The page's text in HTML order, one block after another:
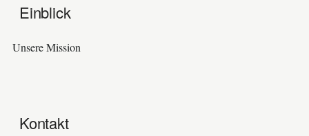
Einblick
Unsere Mission
Kontakt